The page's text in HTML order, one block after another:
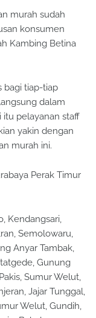
murah sudah
konsumen
Kambing Betina
bagi tiap-tiap
dalam
itu pelayanan staff
yakin dengan
murah ini.
Perak Timur
Kendangsari,
Semolowaru,
Anyar Tambak,
Gunung
Sumur Welut,
Jajar Tunggal,
Welut, Gundih,